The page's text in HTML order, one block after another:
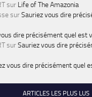
sur Life of The Amazonia
surSauriez vous dire
dire précisément quel est
surSauriez vous dire
vous dire précisément quel
ARTICLES LES PLUS LUS